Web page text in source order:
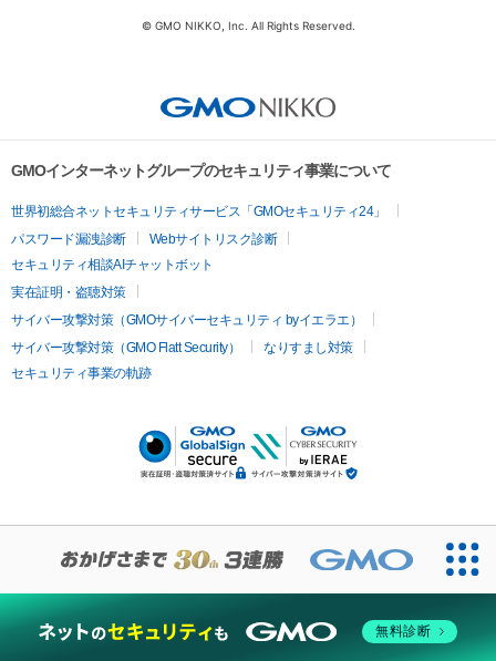
© GMO NIKKO, Inc. All Rights Reserved.
GMOインターネットグループのセキュリティ事業について
世界初総合ネットセキュリティサービス「GMOセキュリティ24」
パスワード漏洩診断
Webサイトリスク診断
セキュリティ相談AIチャットボット
実在証明・盗聴対策
サイバー攻撃対策（GMOサイバーセキュリティ byイエラエ）
サイバー攻撃対策（GMO Flatt Security）
なりすまし対策
セキュリティ事業の軌跡
無料診断